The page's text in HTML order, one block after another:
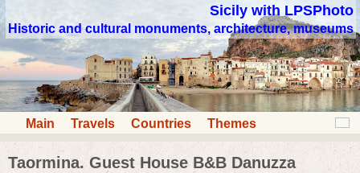
Sicily with LPSPhoto
Historic and cultural monuments, architecture, museums
Main Travels Countries Themes
Taormina. Guest House B&B Danuzza